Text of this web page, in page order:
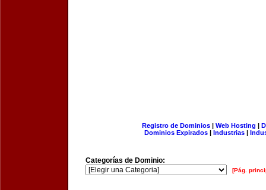
Registro de Dominios| Web Hosting |
Dominios Expirados | Industrias |
Categorías de Dominio:
[Pág.